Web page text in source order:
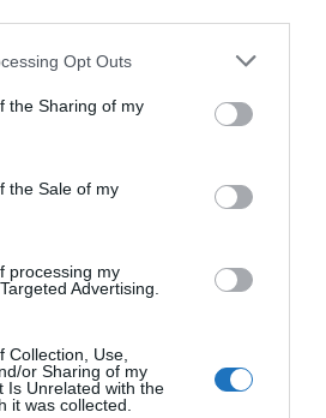
app uses one or more Google
usage behaviour. You may click to
Google and its third-party tags to
specified purposes in below Google
Opt Outs
the Sharing of my
the Sale of my
processing my
Advertising.
Collection, Use,
or Sharing of my
Is Unrelated with the
it was collected.
úgy egy 72 óránál nem régebbi
egy 48 óránál nem régebbi
való belépéshez.
további információkat
.
hatóságok az uniós Covid-
preferálják. A
Konzuli Szolgálat
által kiállított magyar-
a turizmus világának